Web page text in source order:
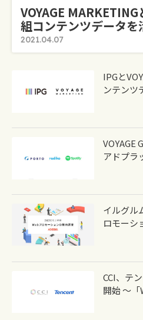
VOYAGE
組コンテンツデータ
2021.04.07
IPGと
ンテンツ
VOYAGE
アドプラ
イルグル
ロモーシ
CCI、テ
開始 ～